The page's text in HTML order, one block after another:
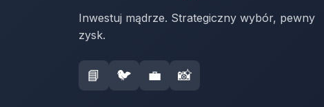
Inwestuj mądrze. Strategiczny wybór, pewny
zysk.
📘 🐦 💼 📸